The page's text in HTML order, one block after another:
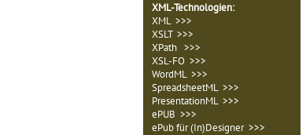
XML-Technologien:
XML >>>
XSLT >>>
XPath >>>
XSL-FO >>>
WordML >>>
SpreadsheetML >>>
PresentationML >>>
ePUB >>>
ePub für (In)Designer >>>